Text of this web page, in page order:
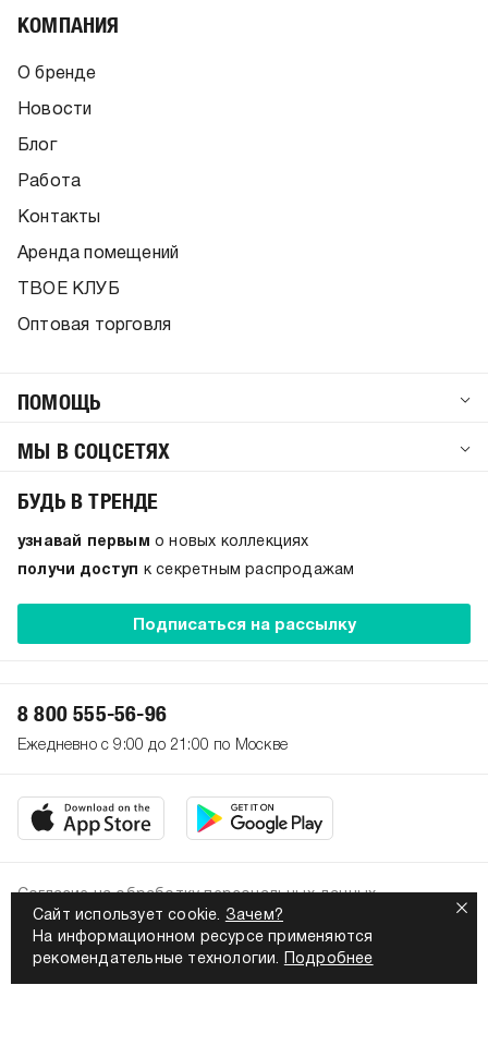
Сайт использует cookie. Зачем?
На информационном ресурсе применяются
рекомендательные технологии.
Подробнее
КОМПАНИЯ
О бренде
Новости
Блог
Работа
Контакты
Аренда помещений
ТВОЕ КЛУБ
Оптовая торговля
ПОМОЩЬ
МЫ В СОЦСЕТЯХ
БУДЬ В ТРЕНДЕ
узнавай первым о новых коллекциях
получи доступ к секретным распродажам
Подписаться на рассылку
8 800 555-56-96
Ежедневно с 9:00 до 21:00 по Москве
2026. Все права защищены
Политика конфиденциальности
Согласие на обработку персональных данных